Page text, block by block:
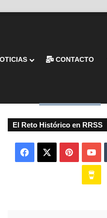
CONTACTO
El Reto Histórico en RRSS
Facebook Pinterest